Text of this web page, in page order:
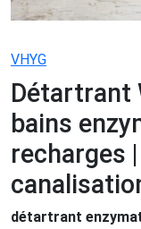
VHYG
Détartrant
bains
recharges
détartrant